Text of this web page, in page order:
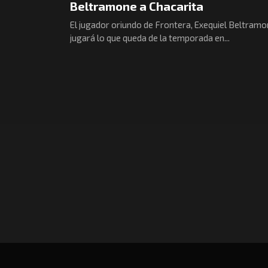
Beltramone a Chacarita
El jugador oriundo de Frontera, Exequiel
jugará lo que queda de la temporada en...